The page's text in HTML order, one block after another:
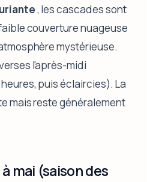
, les cascades sont
couverture nuageuse
mystérieuse.
l'après-midi
puis éclaircies). La
mais reste généralement
mai (saison des